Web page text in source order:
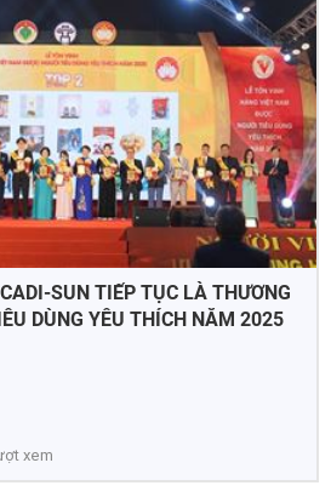
SUN TIẾP TỤC LÀ THƯƠNG
DÙNG YÊU THÍCH NĂM 2025
xem